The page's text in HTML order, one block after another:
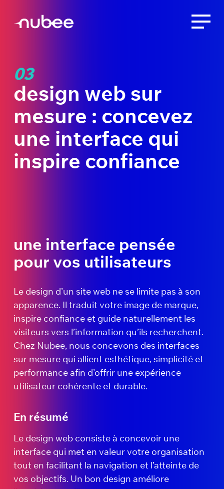
03
design web sur
mesure : concevez
une interface qui
inspire confiance
une interface pensée
pour vos utilisateurs
Le design d’un site web ne se limite pas à son
apparence. Il traduit votre image de marque,
inspire confiance et guide naturellement les
visiteurs vers l’information qu’ils recherchent.
Chez Nubee, nous concevons des interfaces
sur mesure qui allient esthétique, simplicité et
performance afin d’offrir une expérience
utilisateur cohérente et durable.
En résumé
Le design web consiste à concevoir une
interface qui met en valeur votre organisation
tout en facilitant la navigation et l’atteinte de
vos objectifs. Un bon design améliore